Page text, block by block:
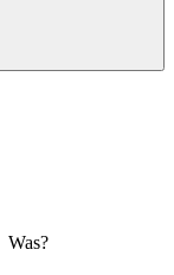
Was?